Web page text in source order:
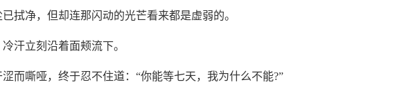
拭净，但却连那闪动的光芒看来都是虚弱的。
汗立刻沿着面颊流下。
而嘶哑，终于忍不住道：“你能等七天，我为什么不能?”